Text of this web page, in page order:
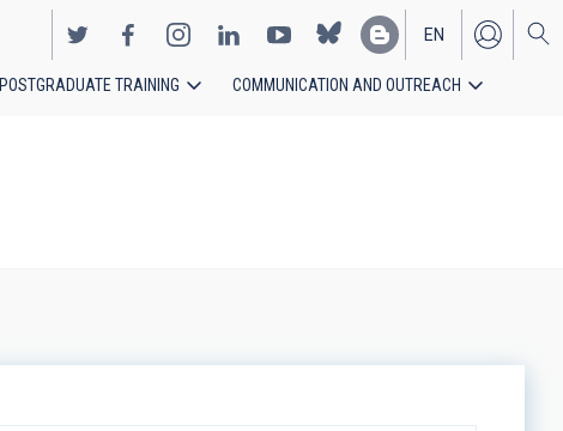
EN
ES
POSTGRADUATE TRAINING COMMUNICATION AND OUTREACH